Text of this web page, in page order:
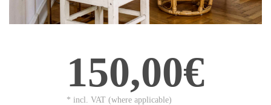
150,00€
* incl. VAT (where applicable)